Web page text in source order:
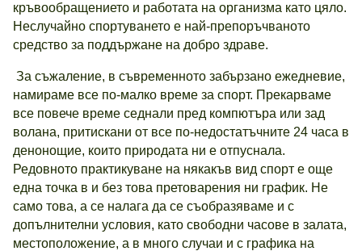
кръвообращението и работата на организма като цяло.
Неслучайно спортуването е най-препоръчваното
средство за поддържане на добро здраве.
За съжаление, в съвременното забързано ежедневие,
намираме все по-малко време за спорт. Прекарваме
все повече време седнали пред компютъра или зад
волана, притискани от все по-недостатъчните 24 часа в
денонощие, които природата ни е отпуснала.
Редовното практикуване на някакъв вид спорт е още
една точка в и без това претоварения ни график. Не
само това, а се налага да се съобразяваме и с
допълнителни условия, като свободни часове в залата,
местоположение, а в много случаи и с графика на